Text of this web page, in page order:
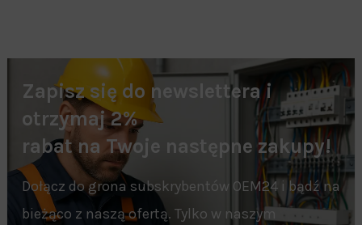
Zapisz się do newslettera i
otrzymaj 2%
rabat na Twoje następne zakupy!
Dołącz do grona subskrybentów OEM24 i bądź na
bieżąco z naszą ofertą. Tylko w naszym